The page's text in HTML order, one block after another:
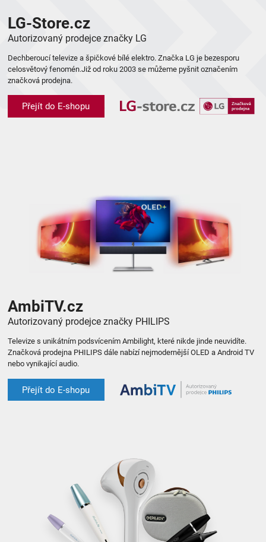
LG-Store.cz
Autorizovaný prodejce značky LG
Dechberoucí televize a špičkové bílé elektro. Značka LG je bezesporu
celosvětový fenomén.Již od roku 2003 se můžeme pyšnit označením
značková prodejna.
Přejít do E-shopu
AmbiTV.cz
Autorizovaný prodejce značky PHILIPS
Televize s unikátním podsvícením Ambilight, které nikde jinde neuvidíte.
Značková prodejna PHILIPS dále nabízí nejmodernější OLED a Android TV
nebo vynikající audio.
Přejít do E-shopu